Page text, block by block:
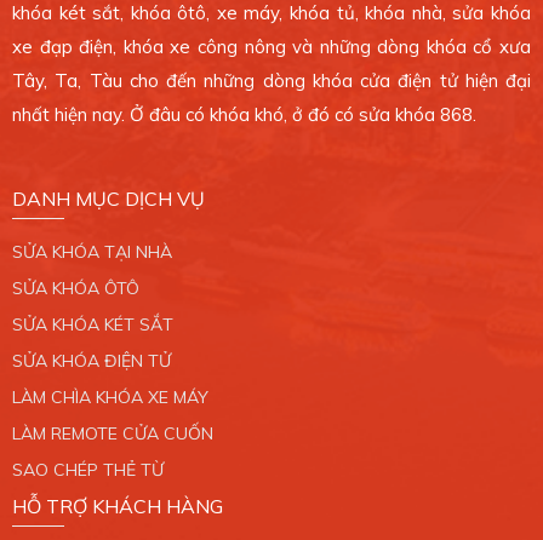
CHI NHÁNH 6
4 Ông Ích Khiêm, Phường 14, Quận 11. TP.HCM.
0389 099 868
CHI NHÁNH 7
765/2 Trần Xuân Soạn, Phường Tân Hưng, Quận
7. TP.HCM.
0389 099 868
Xem bản đồ
CHI NHÁNH 8
34/6 Liên Khu 4 - 5, Phường Bình Hưng Hòa B,
Quận Bình Tân. TP.HCM.
khóa két sắt, khóa ôtô, xe máy, khóa tủ, khóa nhà, sửa khóa
xe đạp điện, khóa xe công nông và những dòng khóa cổ xưa
Tây, Ta, Tàu cho đến những dòng khóa cửa điện tử hiện đại
nhất hiện nay. Ở đâu có khóa khó, ở đó có sửa khóa 868.
DANH MỤC DỊCH VỤ
SỬA KHÓA TẠI NHÀ
SỬA KHÓA ÔTÔ
SỬA KHÓA KÉT SẮT
SỬA KHÓA ĐIỆN TỬ
LÀM CHÌA KHÓA XE MÁY
LÀM REMOTE CỬA CUỐN
SAO CHÉP THẺ TỪ
HỖ TRỢ KHÁCH HÀNG